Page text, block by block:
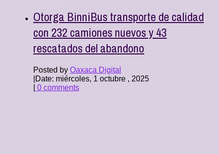
Otorga BinniBus transporte de calidad
con 232 camiones nuevos y 43
rescatados del abandono
Posted by Oaxaca Digital
Date: miércoles, 1 octubre , 2025
0 comments